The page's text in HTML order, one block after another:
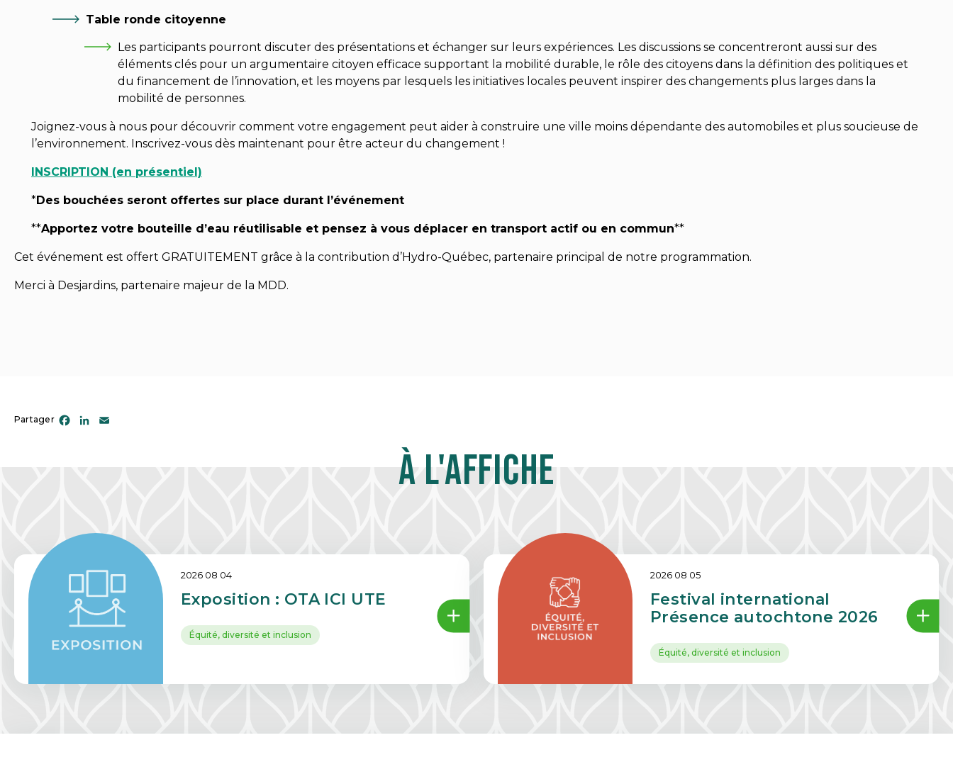
Table ronde citoyenne
Les participants pourront discuter des présentations et échanger sur leurs expériences. Les discussions se concentreront aussi sur des
éléments clés pour un argumentaire citoyen efficace supportant la mobilité durable, le rôle des citoyens dans la définition des politiques et
du financement de l’innovation, et les moyens par lesquels les initiatives locales peuvent inspirer des changements plus larges dans la
mobilité de personnes.
Joignez-vous à nous pour découvrir comment votre engagement peut aider à construire une ville moins dépendante des automobiles et plus soucieuse de
l’environnement. Inscrivez-vous dès maintenant pour être acteur du changement !
INSCRIPTION (en présentiel)
*Des bouchées seront offertes sur place durant l’événement
**Apportez votre bouteille d’eau réutilisable et pensez à vous déplacer en transport actif ou en commun**
Cet événement est offert GRATUITEMENT grâce à la contribution d’Hydro-Québec, partenaire principal de notre programmation.
Merci à Desjardins, partenaire majeur de la MDD.
Partager Facebook
LinkedIn
À l'affiche
2026 08 04
Exposition : OTA ICI UTE
Équité, diversité et inclusion
2026 08 05
Festival international
Présence autochtone 2026
Équité, diversité et inclusion